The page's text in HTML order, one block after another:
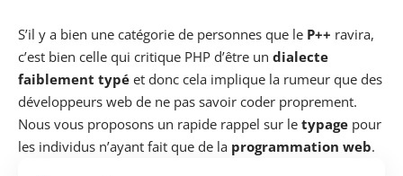
S’il y a bien une catégorie de personnes que le P++ ravira,
c’est bien celle qui critique PHP d’être un dialecte
faiblement typé et donc cela implique la rumeur que des
développeurs web de ne pas savoir coder proprement.
Nous vous proposons un rapide rappel sur le typage pour
les individus n’ayant fait que de la programmation web.